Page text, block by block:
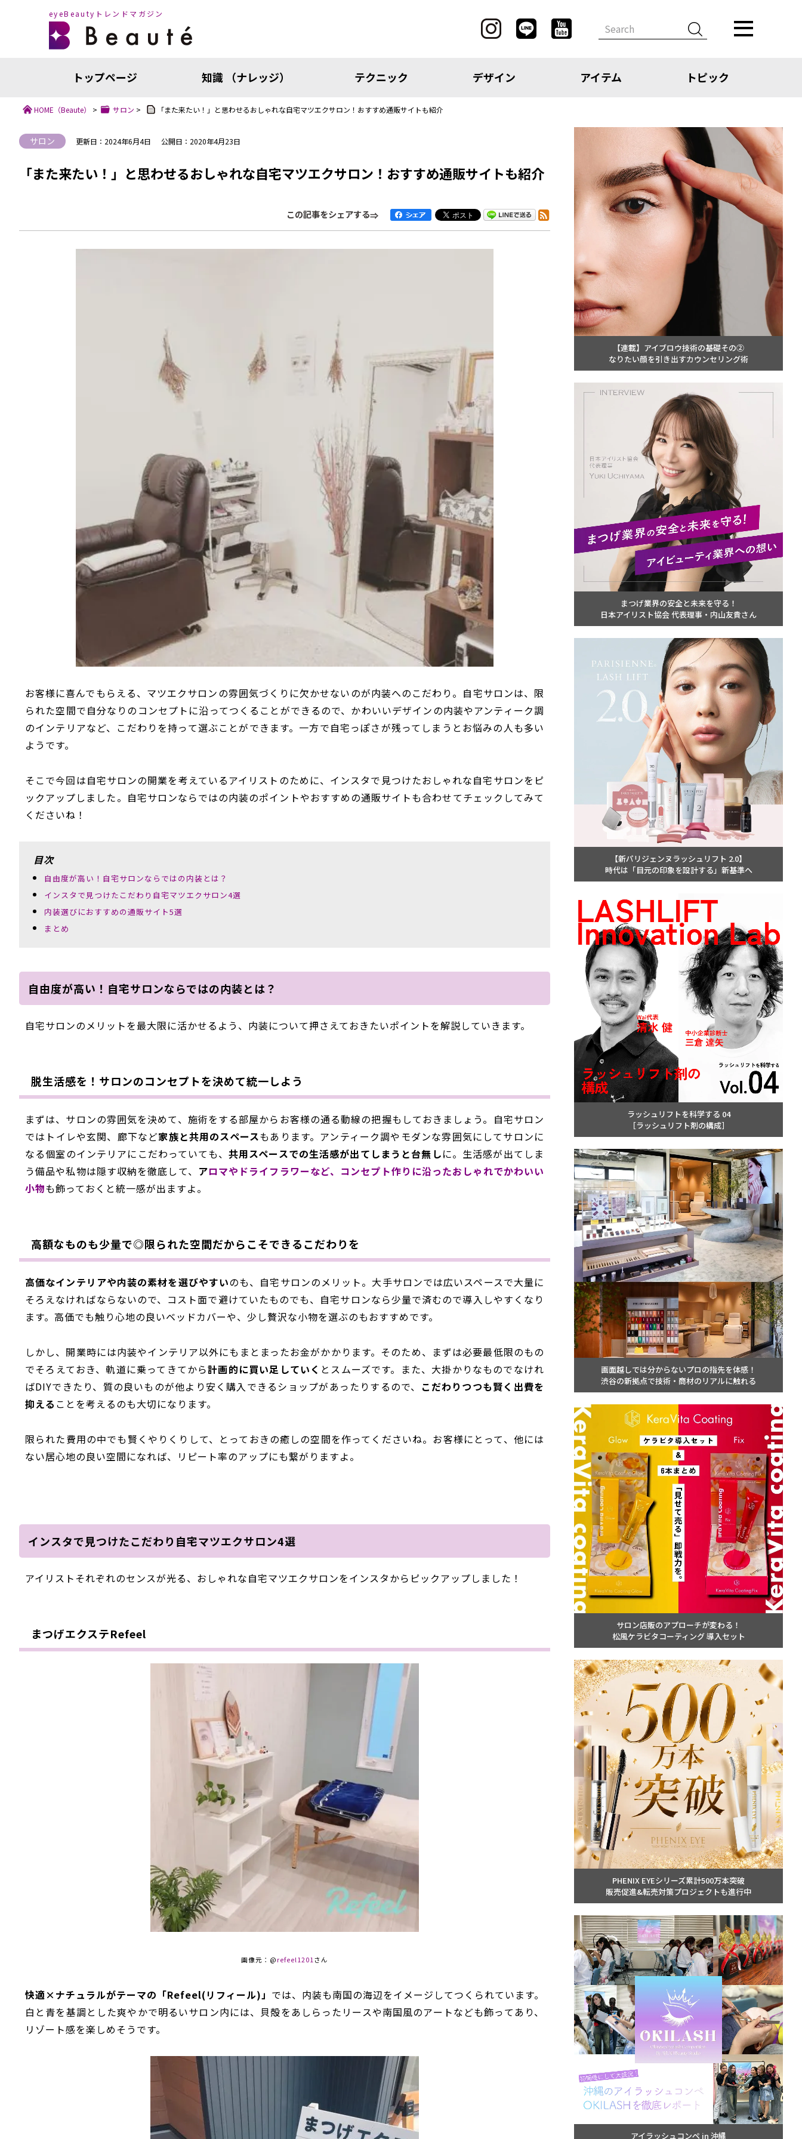
デザイン
Official Social account
eyeBeautyトレンドマガジン
トップページ 知識 （ナレッジ） テクニック デザイン アイテム トピック
HOME （Beaute） > サロン > 「また来たい！」と思わせるおしゃれな自宅マツエクサロン！おすすめ通販サイトも紹介
サロン 更新日：2024年6月4日 公開日：2020年4月23日
「また来たい！」と思わせるおしゃれな自宅マツエクサロン！おすすめ通販サイトも紹介
この記事をシェアする
お客様に喜んでもらえる、マツエクサロンの雰囲気づくりに欠かせないのが内装へのこだわり。自宅サロンは、限
られた空間で自分なりのコンセプトに沿ってつくることができるので、かわいいデザインの内装やアンティーク調
のインテリアなど、こだわりを持って選ぶことができます。一方で自宅っぽさが残ってしまうとお悩みの人も多い
ようです。
そこで今回は自宅サロンの開業を考えているアイリストのために、インスタで見つけたおしゃれな自宅サロンをピ
ックアップしました。自宅サロンならではの内装のポイントやおすすめの通販サイトも合わせてチェックしてみて
くださいね！
目次
自由度が高い！自宅サロンならではの内装とは？
インスタで見つけたこだわり自宅マツエクサロン4選
内装選びにおすすめの通販サイト5選
まとめ
自由度が高い！自宅サロンならではの内装とは？
自宅サロンのメリットを最大限に活かせるよう、内装について押さえておきたいポイントを解説していきます。
脱生活感を！サロンのコンセプトを決めて統一しよう
まずは、サロンの雰囲気を決めて、施術をする部屋からお客様の通る動線の把握もしておきましょう。自宅サロン
ではトイレや玄関、廊下など家族と共用のスペースもあります。アンティーク調やモダンな雰囲気にしてサロンに
なる個室のインテリアにこだわっていても、 共用スペースでの生活感が出てしまうと台無しに。生活感が出てしま
う備品や私物は隠す収納を徹底して、 アロマやドライフラワーなど、コンセプト作りに沿ったおしゃれでかわいい
小物も飾っておくと統一感が出ますよ。
高額なものも少量で◎限られた空間だからこそできるこだわりを
高価なインテリアや内装の素材を選びやすいのも、自宅サロンのメリット。大手サロンでは広いスペースで大量に
そろえなければならないので、コスト面で避けていたものでも、自宅サロンなら少量で済むので導入しやすくなり
ます。高価でも触り心地の良いベッドカバーや、少し贅沢な小物を選ぶのもおすすめです。
しかし、開業時には内装やインテリア以外にもまとまったお金がかかります。そのため、まずは必要最低限のもの
でそろえておき、軌道に乗ってきてから計画的に買い足していく とスムーズです。また、大掛かりなものでなけれ
ばDIYできたり、質の良いものが他より安く購入できるショップがあったりするので、 こだわりつつも賢く出費を
抑える ことを考えるのも大切になります。
限られた費用の中でも賢くやりくりして、とっておきの癒しの空間を作ってくださいね。お客様にとって、他には
ない居心地の良い空間になれば、リピート率のアップにも繋がりますよ。
インスタで見つけたこだわり自宅マツエクサロン4選
アイリストそれぞれのセンスが光る、おしゃれな自宅マツエクサロンをインスタからピックアップしました！
まつげエクステRefeel
画像元：@ refeel1201さん
快適×ナチュラルがテーマの「Refeel(リフィール)」 では、内装も南国の海辺をイメージしてつくられています。
白と青を基調とした爽やかで明るいサロン内には、貝殻をあしらったリースや南国風のアートなども飾ってあり、
リゾート感を楽しめそうです。
【連載】アイブロウ技術の基礎その②
なりたい顔を引き出すカウンセリング術
まつげ業界の安全と未来を守る！
日本アイリスト協会 代表理事・内山友貴さん
【新パリジェンヌラッシュリフト 2.0】
時代は「目元の印象を設計する」新基準へ
ラッシュリフトを科学する 04
［ラッシュリフト剤の構成］
画面越しでは分からないプロの指先を体感！
渋谷の新拠点で技術・商材のリアルに触れる
サロン店販のアプローチが変わる！
松風ケラビタコーティング 導入セット
PHENIX EYEシリーズ累計500万本突破
販売促進&転売対策プロジェクトも進行中
アイラッシュコンペ in 沖縄